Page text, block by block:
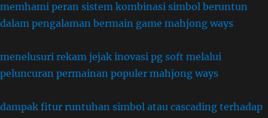
memhami peran sistem kombinasi simbol beruntun
dalam pengalaman bermain game mahjong ways
menelusuri rekam jejak inovasi pg soft melalui
peluncuran permainan populer mahjong ways
dampak fitur runtuhan simbol atau cascading terhadap